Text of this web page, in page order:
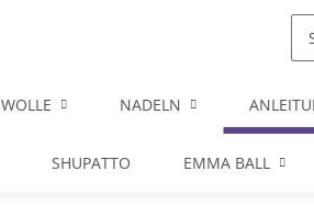
WOLLE NADELN
SHUPATTO EMMA BALL